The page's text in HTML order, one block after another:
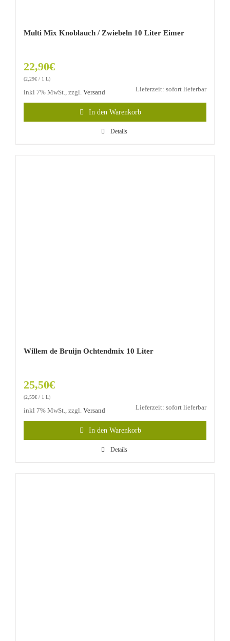
Multi Mix Knoblauch / Zwiebeln 10 Liter Eimer
22,90€
(2,29€ / 1 L)
inkl 7% MwSt., zzgl. Versand Lieferzeit: sofort lieferbar
In den Warenkorb
Details
Willem de Bruijn Ochtendmix 10 Liter
25,50€
(2,55€ / 1 L)
inkl 7% MwSt., zzgl. Versand Lieferzeit: sofort lieferbar
In den Warenkorb
Details